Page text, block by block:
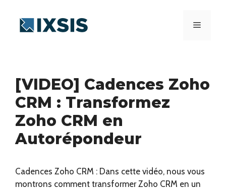
contenu
Menu
[VIDEO] Cadences Zoho
CRM : Transformez
Zoho CRM en
Autorépondeur
Cadences Zoho CRM : Dans cette vidéo, nous vous
montrons comment transformer Zoho CRM en un